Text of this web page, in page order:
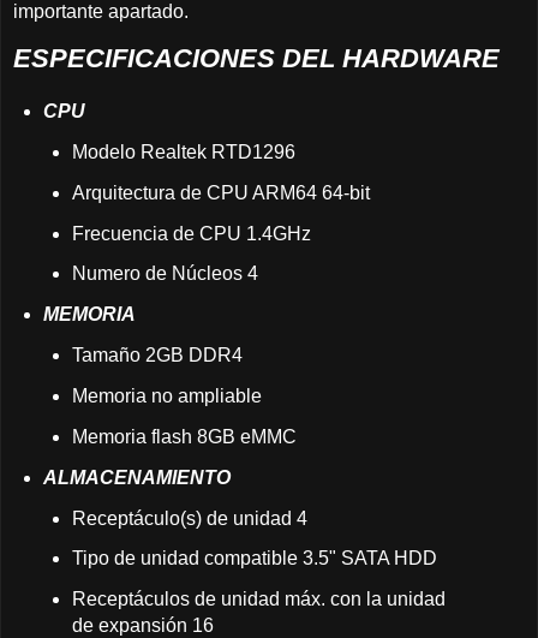
importante apartado.
ESPECIFICACIONES DEL HARDWARE
CPU
Modelo Realtek RTD1296
Arquitectura de CPU ARM64 64-bit
Frecuencia de CPU 1.4GHz
Numero de Núcleos 4
MEMORIA
Tamaño 2GB DDR4
Memoria no ampliable
Memoria flash 8GB eMMC
ALMACENAMIENTO
Receptáculo(s) de unidad 4
Tipo de unidad compatible 3.5" SATA HDD
Receptáculos de unidad máx. con la unidad
de expansión 16